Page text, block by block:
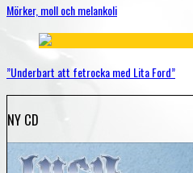
Mörker, moll och melankoli
”Underbart att fetrocka med Lita Ford”
NY CD